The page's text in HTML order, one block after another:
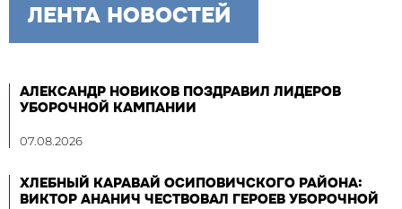
ЛЕНТА НОВОСТЕЙ
АЛЕКСАНДР НОВИКОВ ПОЗДРАВИЛ ЛИДЕРОВ
УБОРОЧНОЙ КАМПАНИИ
07.08.2026
ХЛЕБНЫЙ КАРАВАЙ ОСИПОВИЧСКОГО РАЙОНА:
ВИКТОР АНАНИЧ ЧЕСТВОВАЛ ГЕРОЕВ УБОРОЧНОЙ